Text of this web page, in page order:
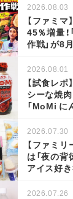
2026.08.03
【ファミマ
45％増量
作戦」が8
2026.08.01
【試食レポ
シーな焼
「MoMi に
2026.07.30
【ファミリ
は「夜の背
アイス好
2026.07.26